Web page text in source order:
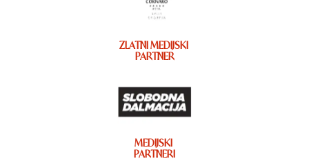
ZLATNI MEDIJSKI
PARTNER
MEDIJSKI
PARTNERI